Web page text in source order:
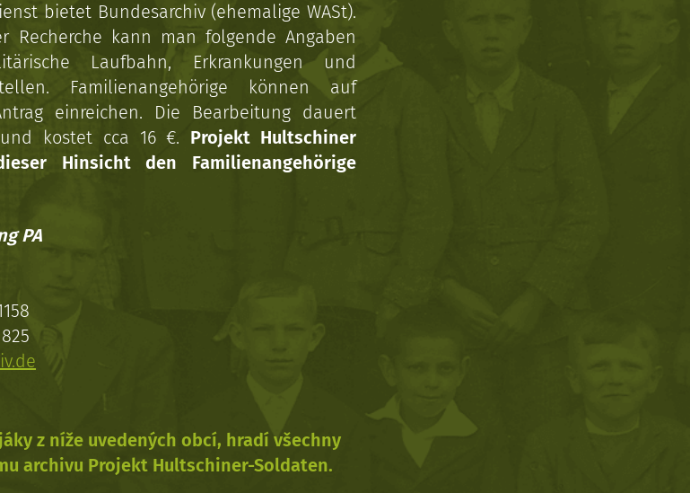
bietet Bundesarchiv (ehemalige WASt).
Recherche kann man folgende Angaben
Laufbahn, Erkrankungen und
Familienangehörige können auf
einreichen. Die Bearbeitung dauert
kostet cca 16 €. Projekt Hultschiner
Hinsicht den Familienangehörige
PA
z níže uvedených obcí, hradí všechny
archivu Projekt Hultschiner-Soldaten.